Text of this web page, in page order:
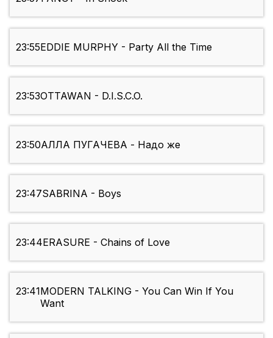
23:55EDDIE MURPHY - Party All the Time
23:53OTTAWAN - D.I.S.C.O.
23:50АЛЛА ПУГАЧЕВА - Надо же
23:47SABRINA - Boys
23:44ERASURE - Chains of Love
23:41MODERN TALKING - You Can Win If You
Want